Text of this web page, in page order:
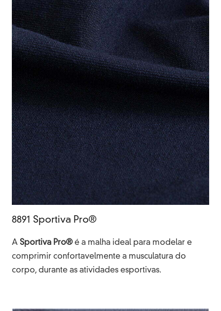
8891 Sportiva Pro®
A Sportiva Pro®é a malha ideal para modelar e
comprimir confortavelmente a musculatura do
corpo, durante as atividades esportivas.